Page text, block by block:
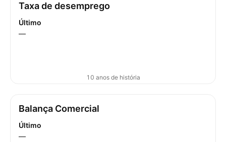
Taxa de desemprego
Último
—
10 anos de história
Balança Comercial
Último
—